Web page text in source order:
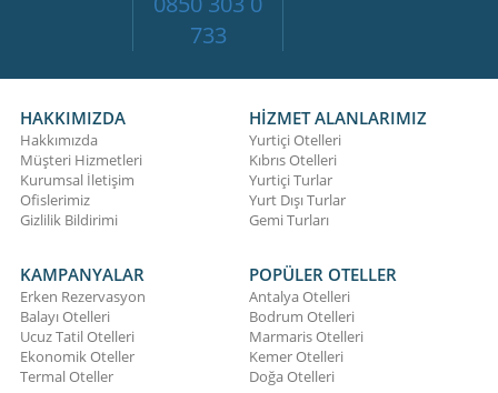
733
HAKKIMIZDA
Hakkımızda
Müşteri Hizmetleri
Kurumsal İletişim
Ofislerimiz
Gizlilik Bildirimi
HİZMET ALANLARIMIZ
Yurtiçi Otelleri
Kıbrıs Otelleri
Yurtiçi Turlar
Yurt Dışı Turlar
Gemi Turları
KAMPANYALAR
Erken Rezervasyon
Balayı Otelleri
Ucuz Tatil Otelleri
Ekonomik Oteller
Termal Oteller
POPÜLER OTELLER
Antalya Otelleri
Bodrum Otelleri
Marmaris Otelleri
Kemer Otelleri
Doğa Otelleri